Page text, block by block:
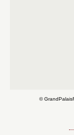
©